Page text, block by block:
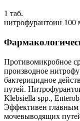
1 таб.
нитрофурантоин 100
Противомикробное
производное
бактерицидное
путей.
Klebsiella spp.,
Эффективен
мочевыводящих